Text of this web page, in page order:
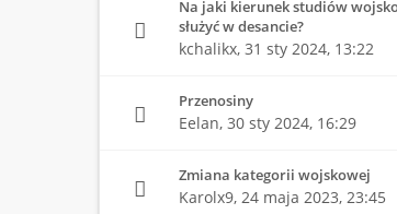
Na jaki kierunek studiów
służyć w desancie?
kchalikx, 31 sty 2024, 13:22
Przenosiny
Eelan, 30 sty 2024, 16:29
Zmiana kategorii wojskowej
Karolx9, 24 maja 2023, 23:45